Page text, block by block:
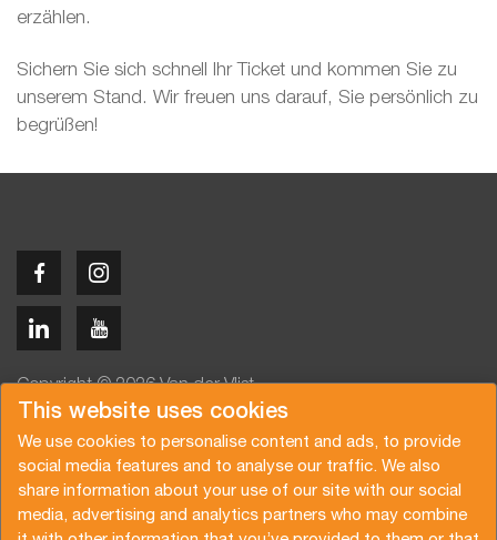
This website uses cookies
We use cookies to personalise content and ads, to provide
social media features and to analyse our traffic. We also
share information about your use of our site with our social
media, advertising and analytics partners who may combine
erzählen.
Sichern Sie sich schnell Ihr Ticket und kommen Sie zu
unserem Stand. Wir freuen uns darauf, Sie persönlich zu
begrüßen!
Copyright © 2026 Van der Vlist
Angebot anfragen Newsletter abonnieren